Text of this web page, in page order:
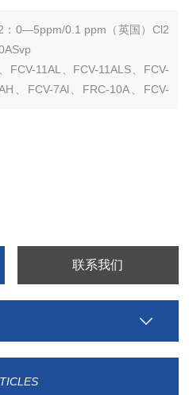
：0—5ppm/0.1 ppm（英国）Cl2
FCV-11AL、FCV-11ALS、FCV-
、FCV-7Al、FRC-10A、FCV-
、DGU-14A、DGU-12AM、
联系我们